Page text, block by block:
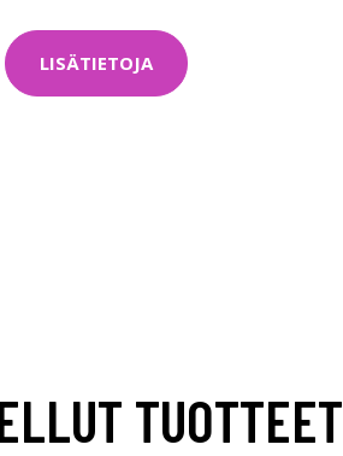
LISÄTIETOJA
TUOTTEET